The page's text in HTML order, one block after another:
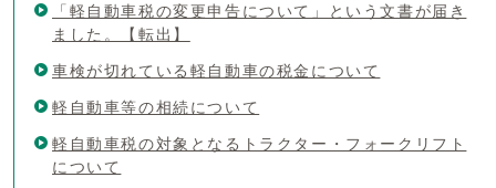
「軽自動車税の変更申告について」という文書が届き
ました。【転出】
車検が切れている軽自動車の税金について
軽自動車等の相続について
軽自動車税の対象となるトラクター・フォークリフト
について